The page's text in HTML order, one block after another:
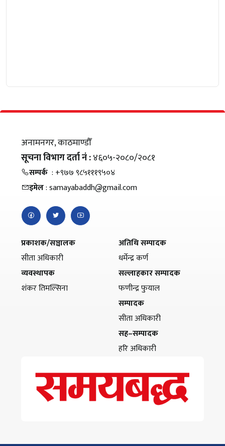
अनामनगर, काठमाण्डौँ
सूचना विभाग दर्ता नं :४६०५-२०८०/२०८१
सम्पर्क : +९७७ ९८५१११९५०४
इमेल: samayabaddh@gmail.com
प्रकाशक/सञ्चालक
सीता अधिकारी
व्यवस्थापक
शंकर तिमल्सिना
अतिथि सम्पादक
धर्मेन्द्र कर्ण
सल्लाहकार सम्पादक
फणीन्द्र फुयाल
सम्पादक
सीता अधिकारी
सह–सम्पादक
हरि अधिकारी